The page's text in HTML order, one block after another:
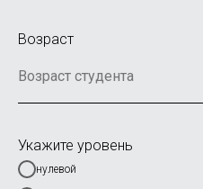
Возраст
Укажите уровень
нулевой